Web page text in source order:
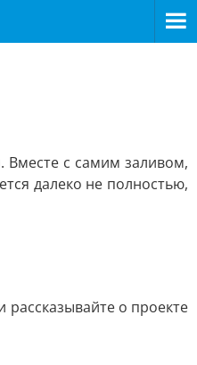
Вместе с самим заливом,
далеко не полностью,
о проекте